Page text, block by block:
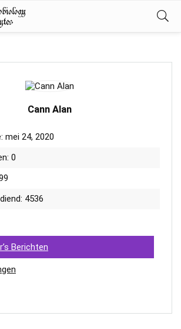
Cann Alan
mei 24, 2020
0
4536
Berichten